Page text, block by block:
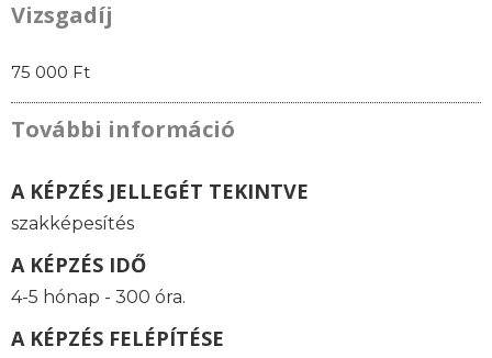
Vizsgadíj
75 000 Ft
További információ
A KÉPZÉS JELLEGÉT TEKINTVE
szakképesítés
A KÉPZÉS IDŐ
4-5 hónap - 300 óra.
A KÉPZÉS FELÉPÍTÉSE